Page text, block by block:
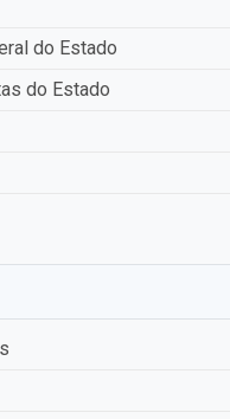
do Estado
do Estado